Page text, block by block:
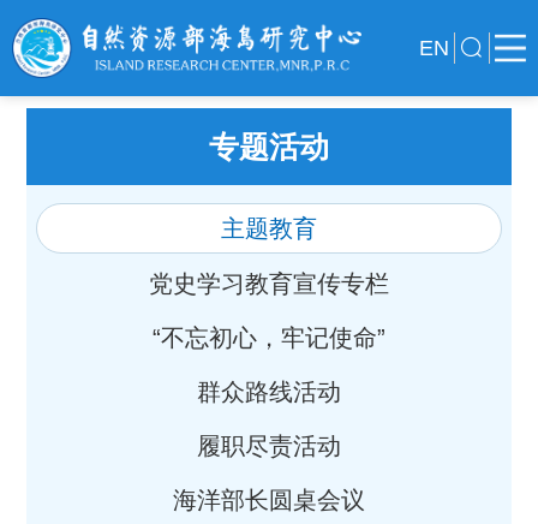
EN
专题活动
主题教育
党史学习教育宣传专栏
“不忘初心，牢记使命”
群众路线活动
履职尽责活动
海洋部长圆桌会议